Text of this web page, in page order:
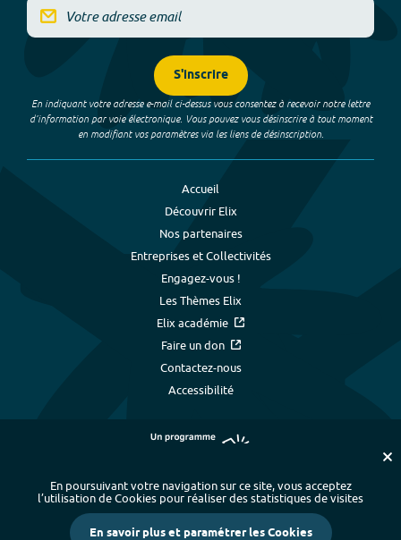
S'inscrire
En indiquant votre adresse e-mail ci-dessus vous consentez à recevoir notre lettre
d’information par voie électronique. Vous pouvez vous désinscrire à tout moment
en modifiant vos paramètres via les liens de désinscription.
Accueil
Découvrir Elix
Nos partenaires
Entreprises et Collectivités
Engagez-vous !
Les Thèmes Elix
Elix académie
Faire un don
Contactez-nous
Accessibilité
Plan du site - Index alphabétique
-
Mentions légales et données personnelles
- Paramétrer les cookies
En poursuivant votre navigation sur ce site, vous acceptez
l’utilisation de Cookies pour réaliser des statistiques de visites
En savoir plus et paramétrer les Cookies